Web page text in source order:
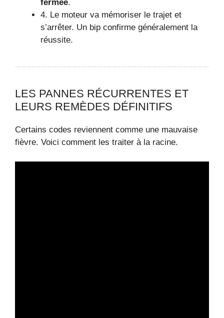
fermée.
4. Le moteur va mémoriser le trajet et
s’arrêter. Un bip confirme généralement la
réussite.
LES PANNES RÉCURRENTES ET
LEURS REMÈDES DÉFINITIFS
Certains codes reviennent comme une mauvaise
fièvre. Voici comment les traiter à la racine.